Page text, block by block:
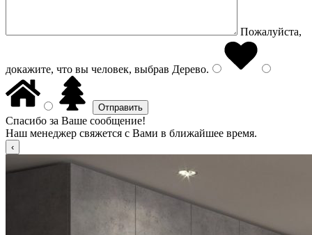
Пожалуйста,
докажите, что вы человек, выбрав Дерево.
Спасибо за Ваше сообщение!
Наш менеджер свяжется с Вами в ближайшее время.